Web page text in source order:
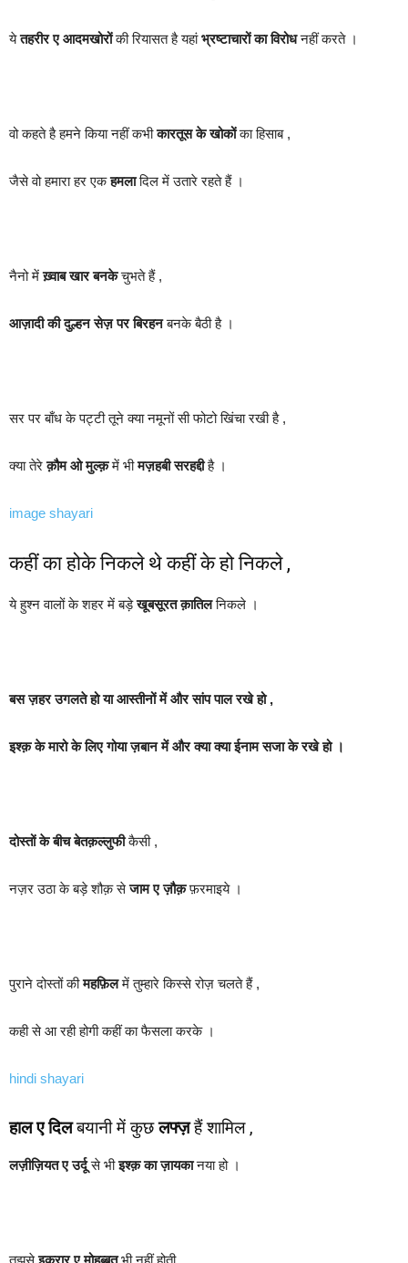
येतहरीर ए आदमखोरोंकी रियासत है यहांभ्रष्टाचारों का विरोधनहीं करते ।
वो कहते है हमने किया नहीं कभीकारतूस के खोकोंका हिसाब ,
जैसे वो हमारा हर एकहमलादिल में उतारे रहते हैं ।
नैनो मेंख़्वाब खार बनकेचुभते हैं ,
आज़ादी की दुल्हन सेज़ पर बिरहनबनके बैठी है ।
सर पर बाँध के पट्टी तूने क्या नमूनों सी फोटो खिंचा रखी है ,
क्या तेरेक़ौम ओ मुल्क़में भीमज़हबी सरहद्दीहै ।
image shayari
कहीं का होके निकले थे कहीं के हो निकले ,
ये हुश्न वालों के शहर में बड़ेखूबसूरत क़ातिलनिकले ।
बस ज़हर उगलते हो या आस्तीनों में और सांप पाल रखे हो ,
इश्क़ के मारो के लिए गोया ज़बान में और क्या क्या ईनाम सजा के रखे हो ।
दोस्तों के बीच बेतक़ल्लुफीकैसी ,
नज़र उठा के बड़े शौक़ सेजाम ए ज़ौक़फ़रमाइये ।
पुराने दोस्तों कीमहफ़िलमें तुम्हारे किस्से रोज़ चलते हैं ,
कही से आ रही होगी कहीं का फैसला करके ।
hindi shayari
हाल ए दिलबयानी में कुछलफ्ज़हैं शामिल ,
लज़ीज़ियत ए उर्दूसे भीइश्क़ का ज़ायकानया हो ।
तुझसेइक़रार ए मोहब्बतभी नहीं होती ,